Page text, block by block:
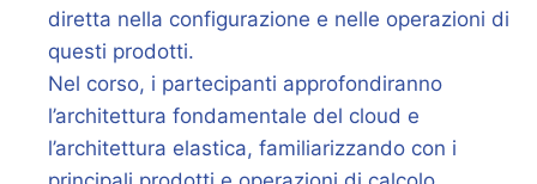
diretta nella configurazione e nelle operazioni di
questi prodotti.
Nel corso, i partecipanti approfondiranno
l’architettura fondamentale del cloud e
l’architettura elastica, familiarizzando con i